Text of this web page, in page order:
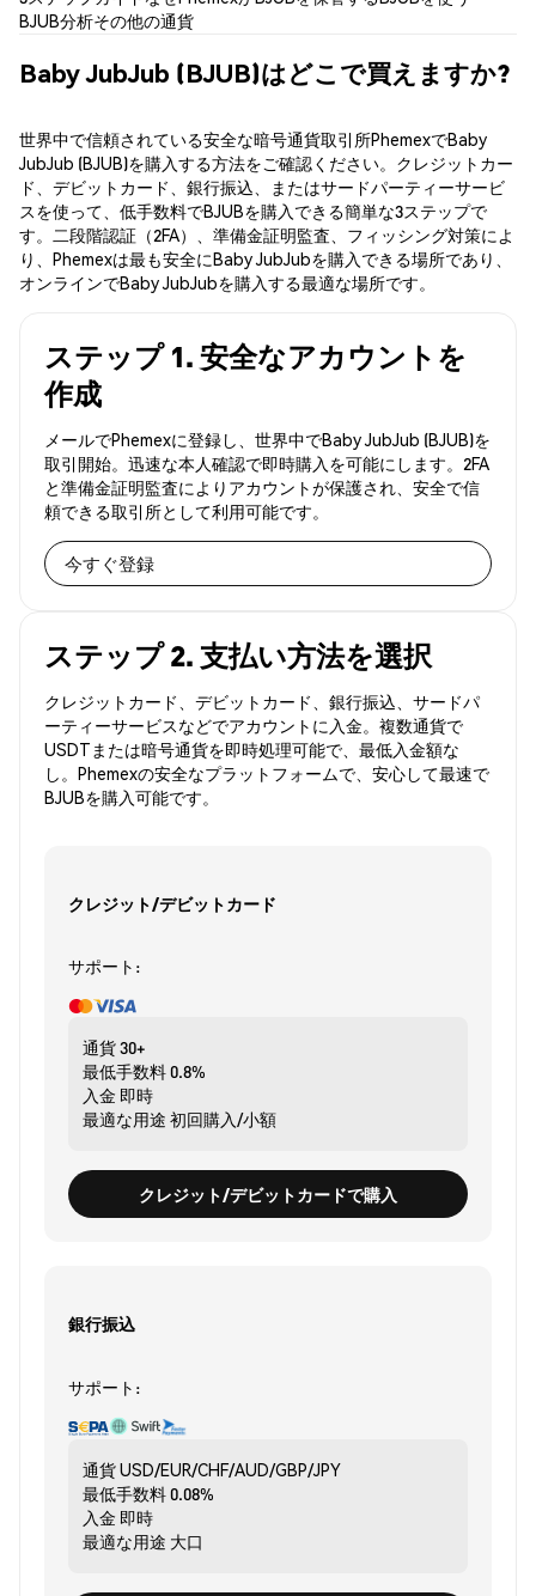
BJUB分析その他の通貨
Baby JubJub (BJUB)はどこで買えますか?
世界中で信頼されている安全な暗号通貨取引所PhemexでBaby
JubJub (BJUB)を購入する方法をご確認ください。クレジットカー
ド、デビットカード、銀行振込、またはサードパーティーサービ
スを使って、低手数料でBJUBを購入できる簡単な3ステップで
す。二段階認証（2FA）、準備金証明監査、フィッシング対策によ
り、Phemexは最も安全にBaby JubJubを購入できる場所であり、
オンラインでBaby JubJubを購入する最適な場所です。
ステップ 1. 安全なアカウントを
作成
メールでPhemexに登録し、世界中でBaby JubJub (BJUB)を
取引開始。迅速な本人確認で即時購入を可能にします。2FA
と準備金証明監査によりアカウントが保護され、安全で信
頼できる取引所として利用可能です。
今すぐ登録
ステップ 2. 支払い方法を選択
クレジットカード、デビットカード、銀行振込、サードパ
ーティーサービスなどでアカウントに入金。複数通貨で
USDTまたは暗号通貨を即時処理可能で、最低入金額な
し。Phemexの安全なプラットフォームで、安心して最速で
BJUBを購入可能です。
クレジット/デビットカード
サポート:
通貨30+
最低手数料0.8%
入金 即時
最適な用途 初回購入/小額
クレジット/デビットカードで購入
銀行振込
サポート:
通貨USD/EUR/CHF/AUD/GBP/JPY
最低手数料0.08%
入金 即時
最適な用途 大口